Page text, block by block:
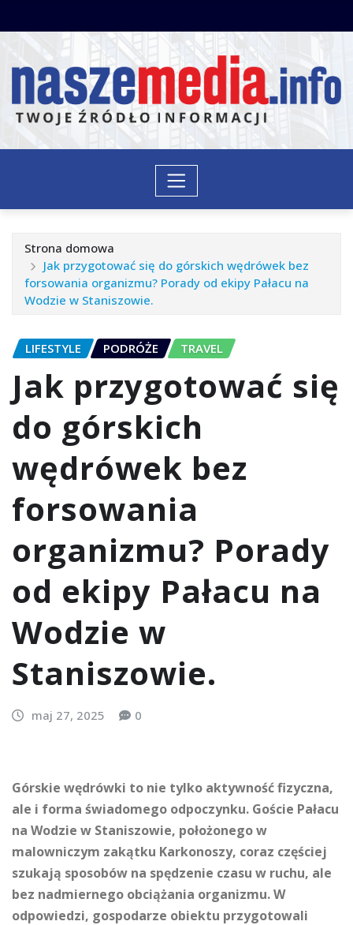
do
Strona domowa
Jak przygotować się do górskich wędrówek bez
forsowania organizmu? Porady od ekipy Pałacu na
Wodzie w Staniszowie.
LIFESTYLE PODRÓŻE TRAVEL
Jak przygotować się
do górskich
wędrówek bez
forsowania
organizmu? Porady
od ekipy Pałacu na
Wodzie w
Staniszowie.
maj 27, 2025 0
Górskie wędrówki to nie tylko aktywność fizyczna,
ale i forma świadomego odpoczynku. Goście Pałacu
na Wodzie w Staniszowie, położonego w
malowniczym zakątku Karkonoszy, coraz częściej
szukają sposobów na spędzenie czasu w ruchu, ale
bez nadmiernego obciążania organizmu. W
odpowiedzi, gospodarze obiektu przygotowali